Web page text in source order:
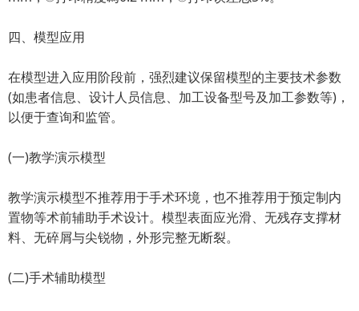
四、模型应用
在模型进入应用阶段前，强烈建议保留模型的主要技术参数
(如患者信息、设计人员信息、加工设备型号及加工参数等)，
以便于查询和监管。
(一)教学演示模型
教学演示模型不推荐用于手术环境，也不推荐用于预定制内
置物等术前辅助手术设计。模型表面应光滑、无残存支撑材
料、无碎屑与尖锐物，外形完整无断裂。
(二)手术辅助模型